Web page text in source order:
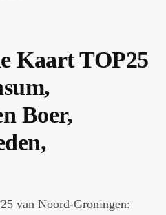
Kaart TOP25
Boer,
van Noord-Groningen: